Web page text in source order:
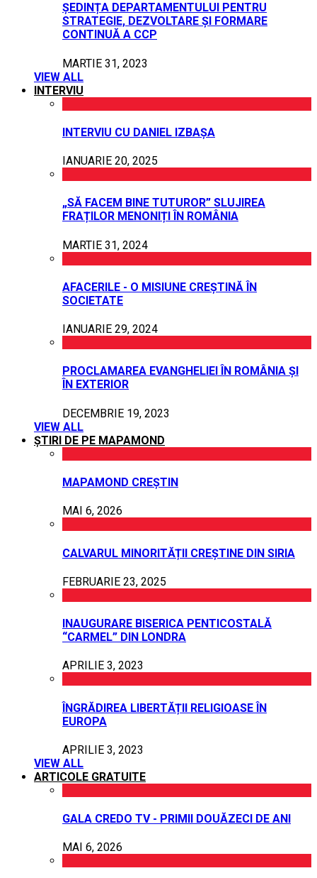
ȘEDINȚA DEPARTAMENTULUI PENTRU
STRATEGIE, DEZVOLTARE ȘI FORMARE
CONTINUĂ A CCP
MARTIE 31, 2023
VIEW ALL
INTERVIU
INTERVIU CU DANIEL IZBAȘA
IANUARIE 20, 2025
„SĂ FACEM BINE TUTUROR” SLUJIREA
FRAȚILOR MENONIȚI ÎN ROMÂNIA
MARTIE 31, 2024
AFACERILE - O MISIUNE CREȘTINĂ ÎN
SOCIETATE
IANUARIE 29, 2024
PROCLAMAREA EVANGHELIEI ÎN ROMÂNIA ȘI
ÎN EXTERIOR
DECEMBRIE 19, 2023
VIEW ALL
ȘTIRI DE PE MAPAMOND
MAPAMOND CREȘTIN
MAI 6, 2026
CALVARUL MINORITĂȚII CREȘTINE DIN SIRIA
FEBRUARIE 23, 2025
INAUGURARE BISERICA PENTICOSTALĂ
“CARMEL” DIN LONDRA
APRILIE 3, 2023
ÎNGRĂDIREA LIBERTĂȚII RELIGIOASE ÎN
EUROPA
APRILIE 3, 2023
VIEW ALL
ARTICOLE GRATUITE
GALA CREDO TV - PRIMII DOUĂZECI DE ANI
MAI 6, 2026